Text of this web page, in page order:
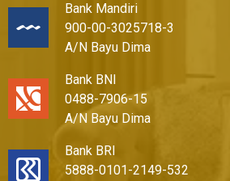
Bank Mandiri
900-00-3025718-3
A/N Bayu Dima
Bank BNI
0488-7906-15
A/N Bayu Dima
Bank BRI
5888-0101-2149-532